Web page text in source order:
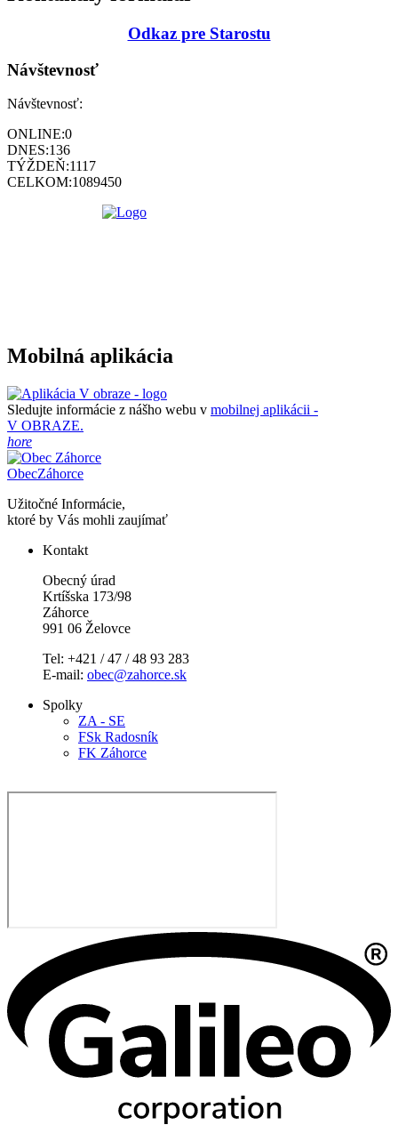
Odkaz pre Starostu
Návštevnosť
Návštevnosť:
ONLINE:0
DNES:136
TÝŽDEŇ:1117
CELKOM:1089450
Mobilná aplikácia
Sledujte informácie z nášho webu v mobilnej aplikácii -
V OBRAZE.
hore
ObecZáhorce
Užitočné Informácie,
ktoré by Vás mohli zaujímať
Kontakt
Obecný úrad
Krtíšska 173/98
Záhorce
991 06 Želovce
Tel: +421 / 47 / 48 93 283
E-mail: obec@zahorce.sk
Spolky
ZA - SE
FSk Radosník
FK Záhorce